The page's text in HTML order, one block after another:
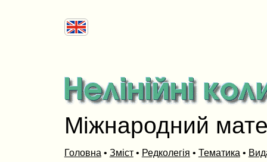
Міжнародний
Головна • Зміст• Редколегія • Тематика •